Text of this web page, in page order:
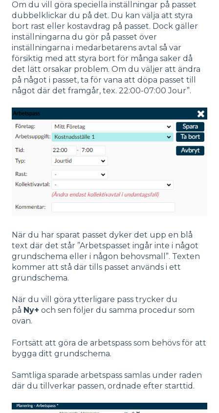
Om du vill göra speciella inställningar på passet
dubbelklickar du på det. Du kan välja att styra
bort rast eller kostavdrag på passet. Dock gäller
inställningarna du gör på passet över
inställningarna i medarbetarens avtal så var
försiktig med att styra bort för många saker då
det lätt orsakar problem. Om du väljer att ändra
på något i passet, ta för vana att döpa passet till
något där det framgår, tex. 22:00-07:00 Jour”.
När du har sparat passet dyker det upp en blå
text där det står ”Arbetspasset ingår inte i något
grundschema eller i någon behovsmall”. Texten
kommer att stå där tills passet används i ett
grundschema.
När du vill göra ytterligare pass trycker du
på Ny+ och sen följer du samma procedur som
ovan.
Fortsätt att göra de arbetspass som behövs för att
bygga ditt grundschema.
Samtliga sparade arbetspass samlas under raden
där du tillverkar passen, ordnade efter starttid.